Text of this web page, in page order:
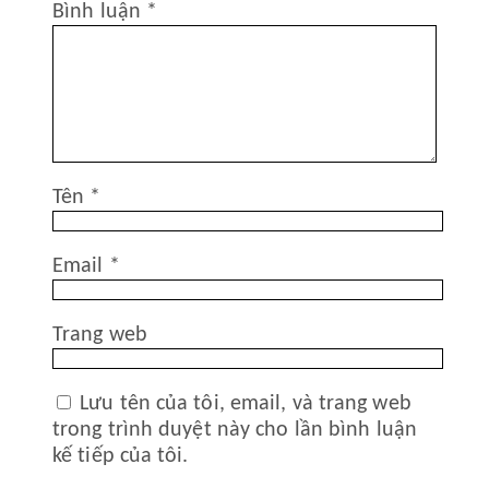
Bình luận *
Tên *
Email *
Trang web
Lưu tên của tôi, email, và trang web
trong trình duyệt này cho lần bình luận
kế tiếp của tôi.